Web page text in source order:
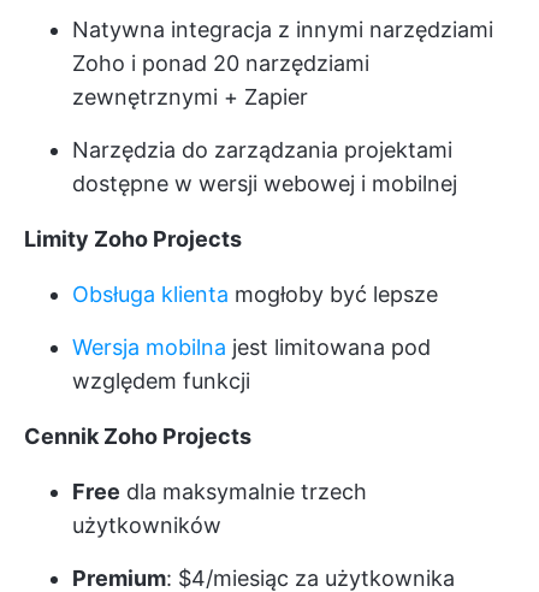
Natywna integracja z innymi narzędziami
Zoho i ponad 20 narzędziami
zewnętrznymi + Zapier
Narzędzia do zarządzania projektami
dostępne w wersji webowej i mobilnej
Limity Zoho Projects
Obsługa klienta mogłoby być lepsze
Wersja mobilna jest limitowana pod
względem funkcji
Cennik Zoho Projects
Free dla maksymalnie trzech
użytkowników
Premium: $4/miesiąc za użytkownika